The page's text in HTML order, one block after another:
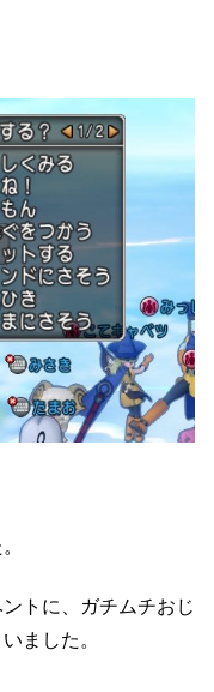
トに、ガチムチおじ
ました。